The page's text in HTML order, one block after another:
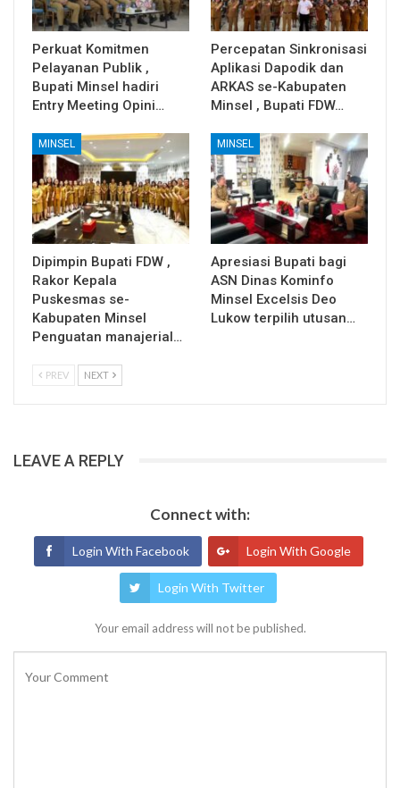
Perkuat Komitmen
Pelayanan Publik ,
Bupati Minsel hadiri
Entry Meeting Opini…
Percepatan Sinkronisasi
Aplikasi Dapodik dan
ARKAS se-Kabupaten
Minsel , Bupati FDW…
MINSEL
Dipimpin Bupati FDW ,
Rakor Kepala
Puskesmas se-
Kabupaten Minsel
Penguatan manajerial…
MINSEL
Apresiasi Bupati bagi
ASN Dinas Kominfo
Minsel Excelsis Deo
Lukow terpilih utusan…
PREV NEXT
LEAVE A REPLY
Connect with:
Login With Facebook Login With Google
Login With Twitter
Your email address will not be published.